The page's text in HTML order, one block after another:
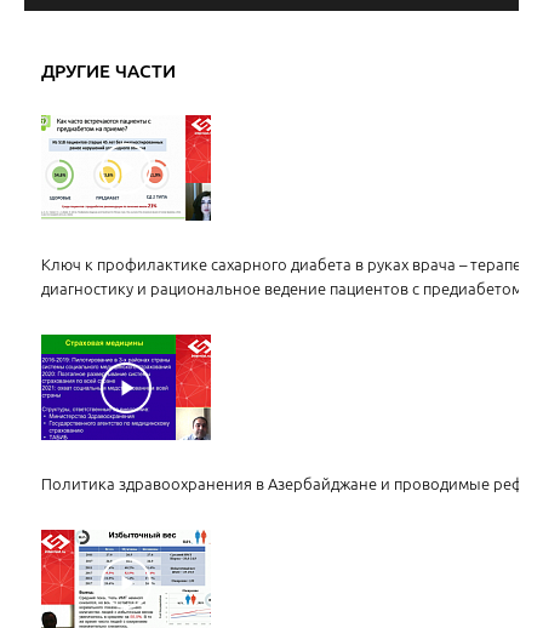
ДРУГИЕ ЧАСТИ
Ключ к профилактике сахарного диабета в руках врача –
диагностику и рациональное ведение пациентов с предиабетом
Политика здравоохранения в Азербайджане и проводимые